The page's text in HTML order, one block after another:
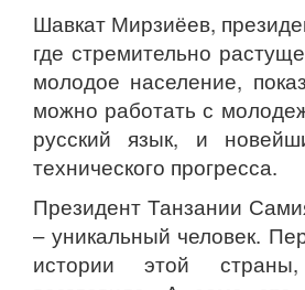
Шавкат Мирзиёев,
где стремительно
молодое население,
можно работать с
русский язык, и
технического прогресса.
Президент Танзании
– уникальный человек.
истории этой